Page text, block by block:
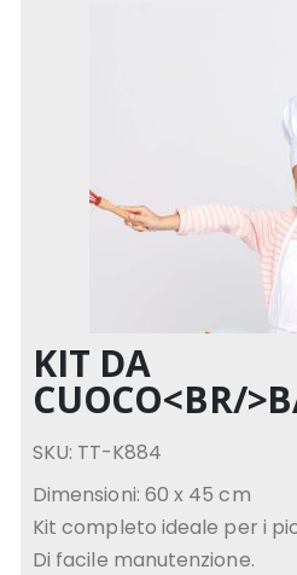
KIT DA
CUOCO<BR/
SKU: TT-K884
Dimensioni: 60 x 45 cm
Kit completo ideale per i
Di facile manutenzione.